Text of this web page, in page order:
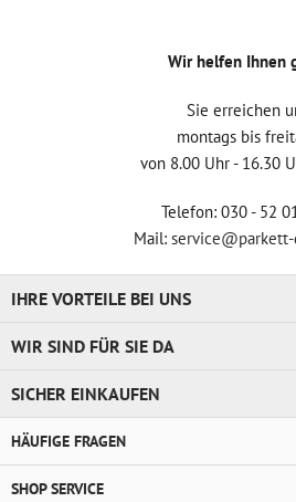
Wir helfen Ihnen
Sie erreichen
montags bis
von 8.00 Uhr - 16.30
Telefon: 030 - 52
Mail:
IHRE VORTEILE BEI UNS
WIR SIND FÜR SIE DA
SICHER EINKAUFEN
HÄUFIGE FRAGEN
SHOP SERVICE